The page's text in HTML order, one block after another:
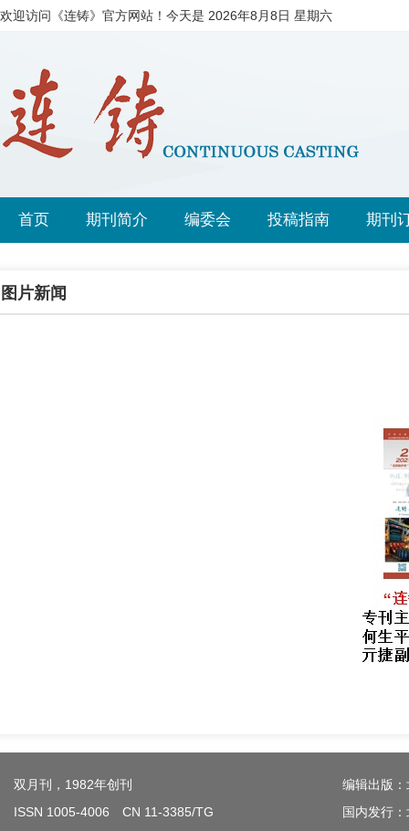
欢迎访问《连铸》官方网站！今天是 2026年8月8日 星期六
首页 期刊简介 编委会 投稿指南 期刊
图片新闻
双月刊，1982年创刊
ISSN 1005-4006 CN 11-3385/TG
编辑出版
国内发行